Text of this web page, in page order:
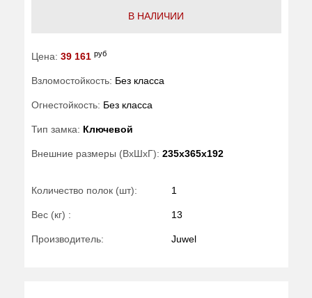
В НАЛИЧИИ
Цена: 39 161 руб
Взломостойкость: Без класса
Огнестойкость: Без класса
Тип замка: Ключевой
Внешние размеры (ВхШхГ): 235x365x192
Количество полок (шт): 1
Вес (кг) : 13
Производитель: Juwel